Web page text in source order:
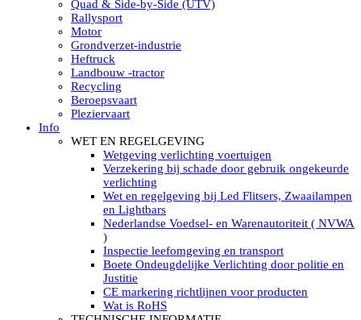
Led werklamp kleur wit
Combinatie LED werklampen
Led achteruitrijverlichting
Led onderbouw achteruitrijlamp
Led werklamp industrieel
Led veiligheidsverlichting
Led werklamp tractor
Led werklamp ADR
Led werklamp drukwaterdicht IP69K
Led werklampen assortiment Tralert
Led breedstralers Lazer
Led werklampen in Subcategorieën
LED WERKVERLICHTING
LED’s work werklamp met accu
LED’s work werklamp portable 220V
LED’s work werklamp Hybride
Led lichtslang 220 Volt
LED’s work werklamp met statief 220V
LED’s light PRO schijnwerpers 220V
LED High Bay verlichting 220V
Subcategorieën Led werkverlichting
LED SIGNALISATIE
Led Flitsers
Quad & Side-by-Side (UTV)
Rallysport
Motor
Grondverzet-industrie
Heftruck
Landbouw -tractor
Recycling
Beroepsvaart
Pleziervaart
Info
WET EN REGELGEVING
Wetgeving verlichting voertuigen
Verzekering bij schade door gebruik ongekeurde
verlichting
Wet en regelgeving bij Led Flitsers, Zwaailampen
en Lightbars
Nederlandse Voedsel- en Warenautoriteit ( NVWA
)
Inspectie leefomgeving en transport
Boete Ondeugdelijke Verlichting door politie en
Justitie
CE markering richtlijnen voor producten
Wat is RoHS